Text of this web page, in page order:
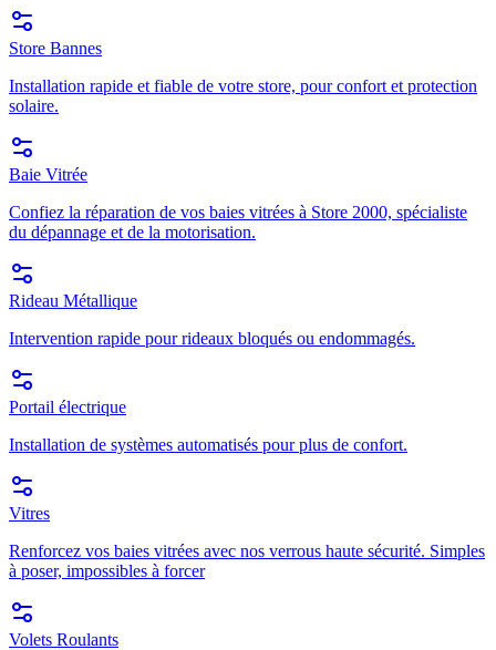
Store Bannes
Installation rapide et fiable de votre store, pour confort et protection
solaire.
Baie Vitrée
Confiez la réparation de vos baies vitrées à Store 2000, spécialiste
du dépannage et de la motorisation.
Rideau Métallique
Intervention rapide pour rideaux bloqués ou endommagés.
Portail électrique
Installation de systèmes automatisés pour plus de confort.
Vitres
Renforcez vos baies vitrées avec nos verrous haute sécurité. Simples
à poser, impossibles à forcer
Volets Roulants